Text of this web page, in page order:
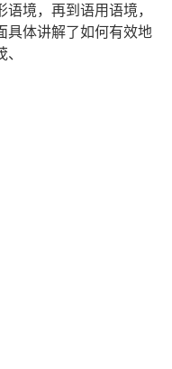
境，再到语用语境，
具体讲解了如何有效地